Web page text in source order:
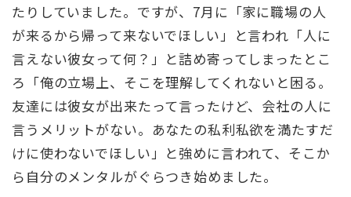
たりしていました。ですが、7月に「家に職場の人
が来るから帰って来ないでほしい」と言われ「人に
言えない彼女って何？」と詰め寄ってしまったとこ
ろ「俺の立場上、そこを理解してくれないと困る。
友達には彼女が出来たって言ったけど、会社の人に
言うメリットがない。あなたの私利私欲を満たすだ
けに使わないでほしい」と強めに言われて、そこか
ら自分のメンタルがぐらつき始めました。